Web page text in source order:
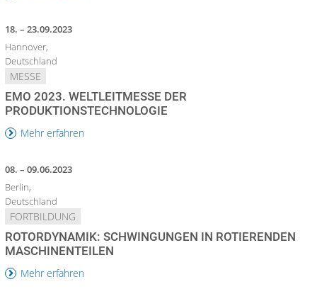
18. – 23.09.2023
Hannover,
Deutschland
MESSE
EMO 2023. WELTLEITMESSE DER
PRODUKTIONSTECHNOLOGIE
Mehr erfahren
08. – 09.06.2023
Berlin,
Deutschland
FORTBILDUNG
ROTORDYNAMIK: SCHWINGUNGEN IN ROTIERENDEN
MASCHINENTEILEN
Mehr erfahren